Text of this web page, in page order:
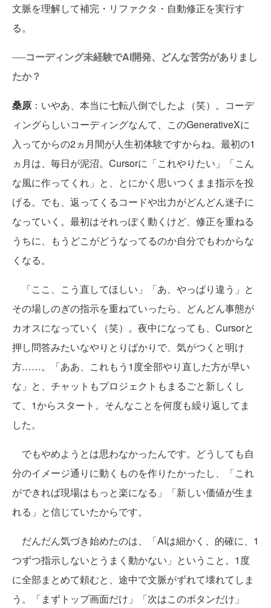
文脈を理解して補完・リファクタ・自動修正を実行す
る。
──コーディング未経験でAI開発、どんな苦労がありまし
たか？
桑原 ：いやあ、本当に七転八倒でしたよ（笑）。コーデ
ィングらしいコーディングなんて、このGenerativeXに
入ってからの2ヵ月間が人生初体験ですからね。最初の1
ヵ月は、毎日が泥沼。Cursorに「これやりたい」「こん
な風に作ってくれ」と、とにかく思いつくまま指示を投
げる。でも、返ってくるコードや出力がどんどん迷子に
なっていく。最初はそれっぽく動くけど、修正を重ねる
うちに、もうどこがどうなってるのか自分でもわからな
くなる。
「ここ、こう直してほしい」「あ、やっぱり違う」と
その場しのぎの指示を重ねていったら、どんどん事態が
カオスになっていく（笑）。夜中になっても、Cursorと
押し問答みたいなやりとりばかりで、気がつくと明け
方……。「ああ、これもう1度全部やり直した方が早い
な」と、チャットもプロジェクトもまるごと新しくし
て、1からスタート。そんなことを何度も繰り返してま
した。
でもやめようとは思わなかったんです。どうしても自
分のイメージ通りに動くものを作りたかったし、「これ
ができれば現場はもっと楽になる」「新しい価値が生ま
れる」と信じていたからです。
だんだん気づき始めたのは、「AIは細かく、的確に、1
つずつ指示しないとうまく動かない」ということ。1度
に全部まとめて頼むと、途中で文脈がずれて壊れてしま
う。「まずトップ画面だけ」「次はこのボタンだけ」